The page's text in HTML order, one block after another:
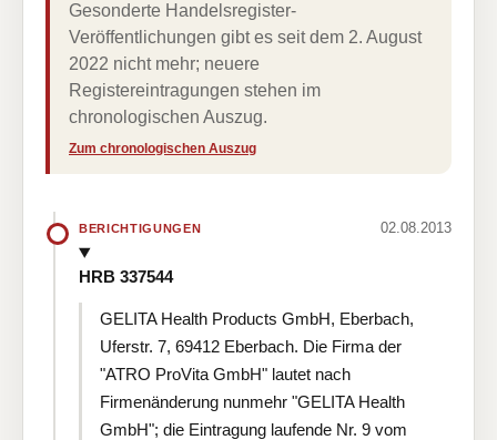
Gesonderte Handelsregister-
Veröffentlichungen gibt es seit dem 2. August
2022 nicht mehr; neuere
Registereintragungen stehen im
chronologischen Auszug.
Zum chronologischen Auszug
BERICHTIGUNGEN 02.08.2013
HRB 337544
GELITA Health Products GmbH, Eberbach,
Uferstr. 7, 69412 Eberbach. Die Firma der
"ATRO ProVita GmbH" lautet nach
Firmenänderung nunmehr "GELITA Health
GmbH"; die Eintragung laufende Nr. 9 vom